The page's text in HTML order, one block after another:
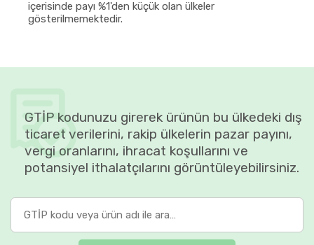
içerisinde payı %1'den küçük olan ülkeler
gösterilmemektedir.
GTİP kodunuzu girerek ürünün bu ülkedeki dış
ticaret verilerini, rakip ülkelerin pazar payını,
vergi oranlarını, ihracat koşullarını ve
potansiyel ithalatçılarını görüntüleyebilirsiniz.